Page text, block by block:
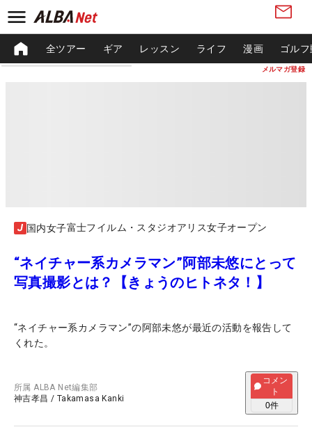
メルマガ登録
全ツアー ギア レッスン ライフ 漫画 ゴル
国内女子富士フイルム・スタジオアリス女子オープン
“ネイチャー系カメラマン”阿部未悠にとって
写真撮影とは？【きょうのヒトネタ！】
“ネイチャー系カメラマン”の阿部未悠が最近の活動を報告して
くれた。
所属ALBA Net編集部
神吉孝昌 / Takamasa Kanki
コメン
ト
0件